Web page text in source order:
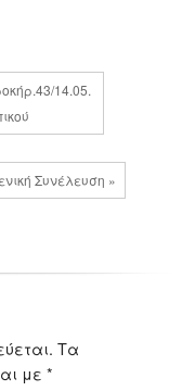
14.05.
Συνέλευση »
Τα
με *